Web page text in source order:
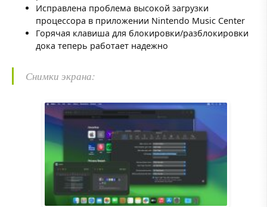
Исправлена проблема высокой загрузки
процессора в приложении Nintendo Music Center
Горячая клавиша для блокировки/разблокировки
дока теперь работает надежно
Снимки экрана: